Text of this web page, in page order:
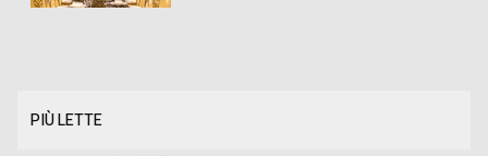
PIÙ LETTE